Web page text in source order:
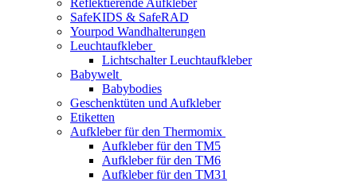
Reflektierende Aufkleber
SafeKIDS & SafeRAD
Yourpod Wandhalterungen
Leuchtaufkleber
Lichtschalter Leuchtaufkleber
Babywelt
Babybodies
Geschenktüten und Aufkleber
Etiketten
Aufkleber für den Thermomix
Aufkleber für den TM5
Aufkleber für den TM6
Aufkleber für den TM31